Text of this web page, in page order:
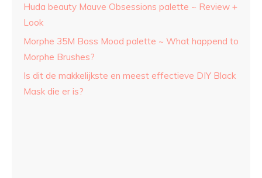
Huda beauty Mauve Obsessions palette ~ Review +
Look
Morphe 35M Boss Mood palette ~ What happend to
Morphe Brushes?
Is dit de makkelijkste en meest effectieve DIY Black
Mask die er is?